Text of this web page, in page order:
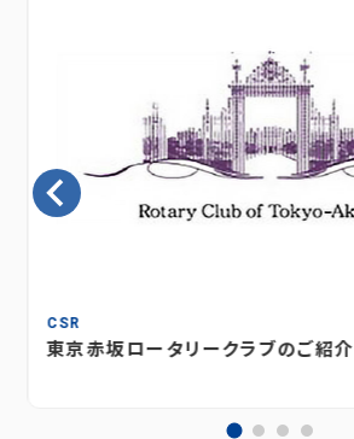
CSR
東京赤坂ロータリークラブのご紹介